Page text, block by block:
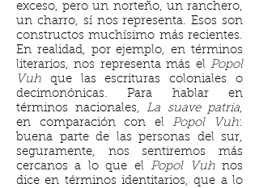
exceso, pero un norteño, un ranchero,
un charro, sí nos representa. Esos son
constructos muchísimo más recientes.
En realidad, por ejemplo, en términos
literarios, nos representa más el Popol
Vuh que las escrituras coloniales o
decimonónicas. Para hablar en
términos nacionales, La suave patria,
en comparación con el Popol Vuh:
buena parte de las personas del sur,
seguramente, nos sentiremos más
cercanos a lo que el Popol Vuhnos
dice en términos identitarios, que a lo